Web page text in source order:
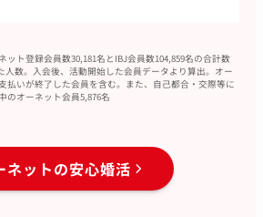
ット登録会員数30,181名とIBJ会員数104,859名の合計数
人数。入会後、活動開始した会員データより算出。オー
払いが終了した会員を含む。また、自己都合・交際等に
のオーネット会員5,876名
ネットの安心婚活